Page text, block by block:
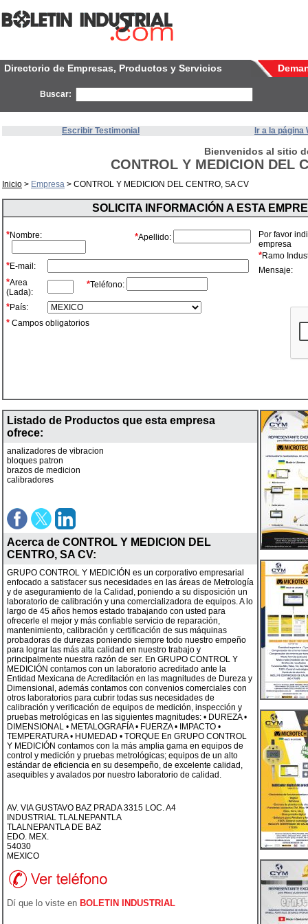
Directorio de Empresas, Productos y Servicios
Buscar:
Escribir Testimonial Ir a la página
Bienvenidos al sitio
CONTROL Y MEDICION DEL
Inicio > Empresa > CONTROL Y MEDICION DEL CENTRO, SA CV
SOLICITA INFORMACIÓN A ESTA
*Nombre: *Apellido:
*E-mail:
*Area
(Lada):
*Teléfono:
*País:
* Campos obligatorios
Por favor
empresa
*Ramo
Mensaje:
Listado de Productos que esta empresa
ofrece:
analizadores de vibracion
bloques patron
brazos de medicion
calibradores
Acerca de CONTROL Y MEDICION DEL
CENTRO, SA CV:
GRUPO CONTROL Y MEDICIÓN es un corporativo empresarial
enfocado a satisfacer sus necesidades en las áreas de Metrología
y de aseguramiento de la Calidad, poniendo a su disposición un
laboratorio de calibración y una comercializadora de equipos. A lo
largo de 45 años hemos estado trabajando con usted para
ofrecerle el mejor y más confiable servicio de reparación,
mantenimiento, calibración y certificación de sus máquinas
probadoras de durezas poniendo siempre todo nuestro empeño
para lograr las más alta calidad en nuestro trabajo y
principalmente nuestra razón de ser. En GRUPO CONTROL Y
MEDICIÓN contamos con un laboratorio acreditado ante la
Entidad Mexicana de Acreditación en las magnitudes de Dureza y
Dimensional, además contamos con convenios comerciales con
otros laboratorios para cubrir todas sus necesidades de
calibración y verificación de equipos de medición, inspección y
pruebas metrológicas en las siguientes magnitudes: • DUREZA •
DIMENSIONAL • METALOGRAFÍA • FUERZA • IMPACTO •
TEMPERATURA • HUMEDAD • TORQUE En GRUPO CONTROL
Y MEDICIÓN contamos con la más amplia gama en equipos de
control y medición y pruebas metrológicas; equipos de un alto
estándar de eficiencia en su desempeño, de excelente calidad,
asequibles y avalados por nuestro laboratorio de calidad.
AV. VIA GUSTAVO BAZ PRADA 3315 LOC. A4
INDUSTRIAL TLALNEPANTLA
TLALNEPANTLA DE BAZ
EDO. MEX.
54030
MEXICO
Dí que lo viste en BOLETIN INDUSTRIAL